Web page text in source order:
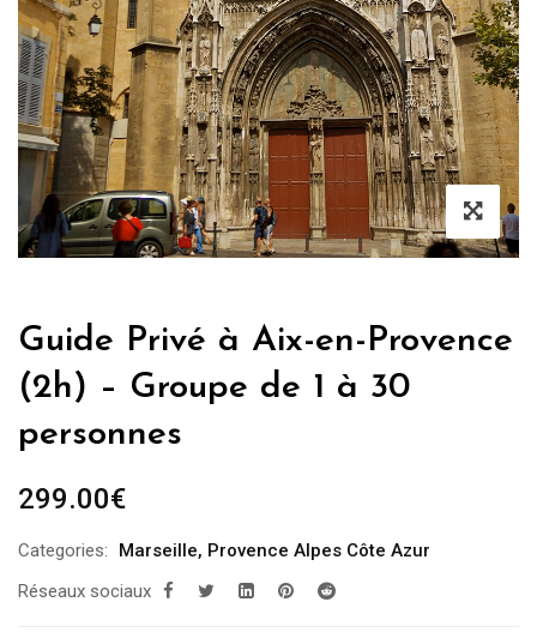
Guide Privé à Aix-en-Provence
(2h) – Groupe de 1 à 30
personnes
299.00€
Categories: Marseille, Provence Alpes Côte Azur
Réseaux sociaux